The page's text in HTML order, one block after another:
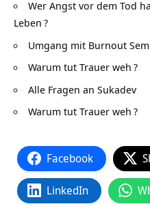
Wer Angst vor dem Tod
Leben ?
Umgang mit Burnout
Warum tut Trauer weh ?
Alle Fragen an Sukadev
Warum tut Trauer weh ?
Facebook
LinkedIn